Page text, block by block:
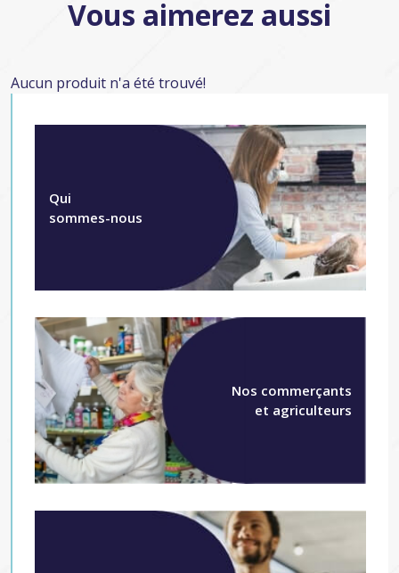
Qui
sommes-nous
Nos commerçants
et agriculteurs
Vous aimerez aussi
Aucun produit n'a été trouvé!